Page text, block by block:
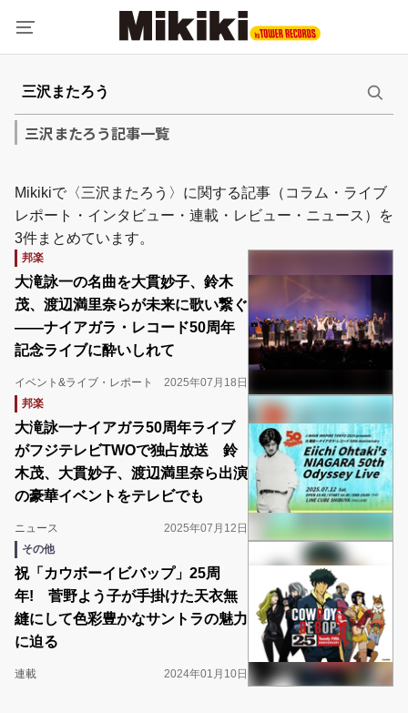
三沢またろう記事一覧
Mikikiで〈三沢またろう〉に関する記事（コラム・ライブ
レポート・インタビュー・連載・レビュー・ニュース）を
3件まとめています。
邦楽
大滝詠一の名曲を大貫妙子、鈴木
茂、渡辺満里奈らが未来に歌い繋ぐ
――ナイアガラ・レコード50周年
記念ライブに酔いしれて
イベント&ライブ・レポート
2025年07月18日
邦楽
大滝詠一ナイアガラ50周年ライブ
がフジテレビTWOで独占放送 鈴
木茂、大貫妙子、渡辺満里奈ら出演
の豪華イベントをテレビでも
ニュース
2025年07月12日
その他
祝「カウボーイビバップ」25周
年! 菅野よう子が手掛けた天衣無
縫にして色彩豊かなサントラの魅力
に迫る
連載 2024年01月10日